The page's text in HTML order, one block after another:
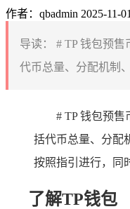
作者：qbadmin 2025-11-01
导读：
# TP 钱包预
代币总量、分配机制
# TP 钱包预
括代币总量、分配
按照指引进行，同
了解TP钱包